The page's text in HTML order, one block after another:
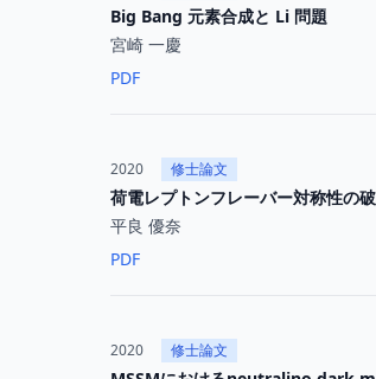
Big Bang 元素合成と Li 問題
宮崎 一慶
PDF
2020 修士論文
荷電レプトンフレーバー対称性の
平良 優奈
PDF
2020 修士論文